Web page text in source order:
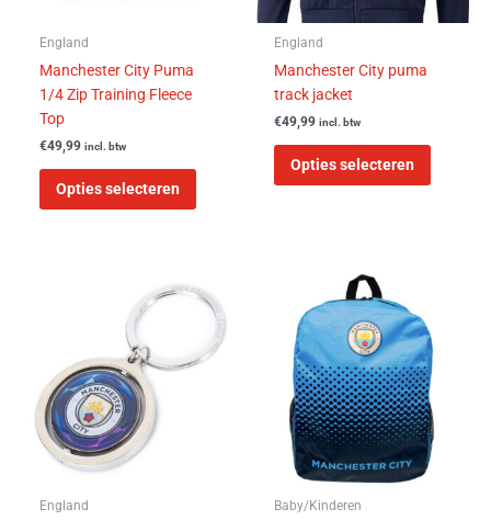
England
Manchester City Puma
1/4 Zip Training Fleece
Top
€49,99 incl. btw
Opties selecteren
England
Manchester City puma
track jacket
€49,99 incl. btw
Opties selecteren
gekozen
England Baby/Kinderen